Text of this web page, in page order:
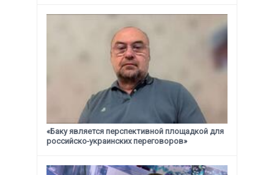
«Баку является перспективной площадкой для
российско-украинских переговоров»